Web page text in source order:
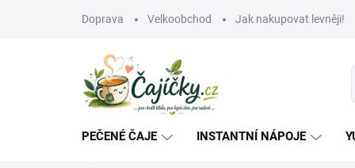
Doprava Velkoobchod Jak nakupovat levněji!
PEČENÉ ČAJE INSTANTNÍ NÁPOJE